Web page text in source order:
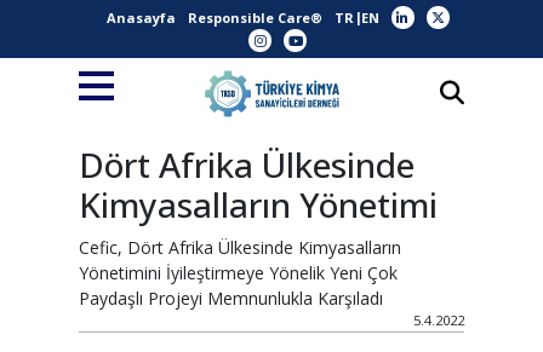
Anasayfa Responsible Care® TR EN
Dört Afrika Ülkesinde
Kimyasalların Yönetimi
Cefic, Dört Afrika Ülkesinde Kimyasalların
Yönetimini İyileştirmeye Yönelik Yeni Çok
Paydaşlı Projeyi Memnunlukla Karşıladı
5.4.2022